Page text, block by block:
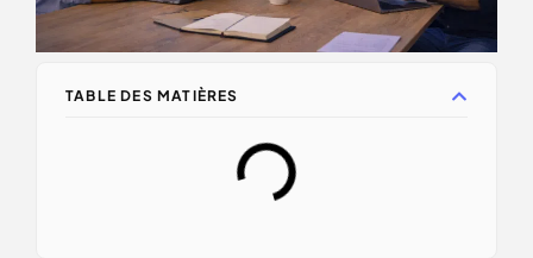
TABLE DES MATIÈRES